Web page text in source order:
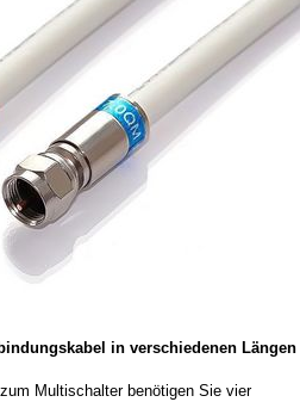
in verschiedenen Längen
Multischalter benötigen Sie vier